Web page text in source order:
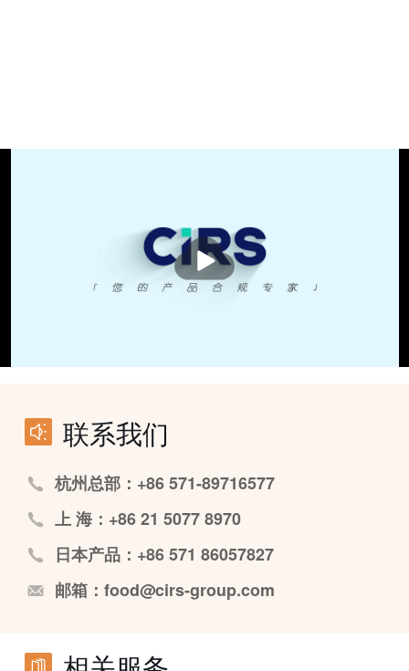
播
放
联系我们
杭州总部：+86 571-89716577
上 海：+86 21 5077 8970
日本产品：+86 571 86057827
邮箱：food@cirs-group.com